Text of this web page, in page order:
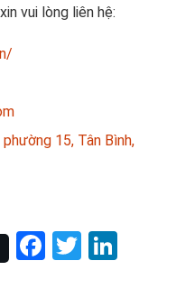
vui lòng liên hệ:
15, Tân Bình,
Facebook
Twitter